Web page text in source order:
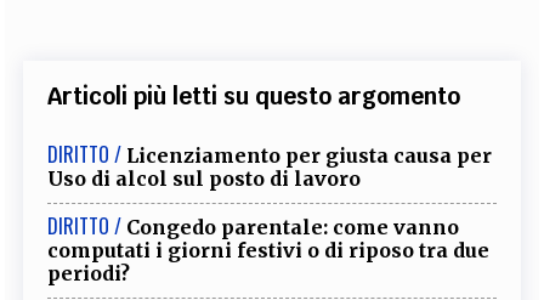
Articoli più letti su questo argomento
DIRITTO / Licenziamento per giusta causa per
Uso di alcol sul posto di lavoro
DIRITTO / Congedo parentale: come vanno
computati i giorni festivi o di riposo tra due
periodi?